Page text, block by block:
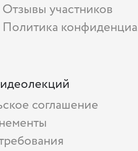
Отзывы участников
Политика
соглашение